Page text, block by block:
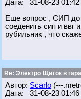
Дата: 31-08-23 01:42
Еще вопрос , СИП до
соеденить сип и ввг
рубильник , что
Re: Электро Щиток в
Автор: Scarlo (---
Дата: 31-08-23 01:46